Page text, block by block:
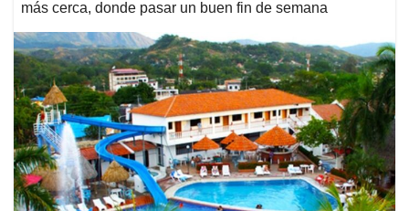
más cerca, donde pasar un buen fin de semana